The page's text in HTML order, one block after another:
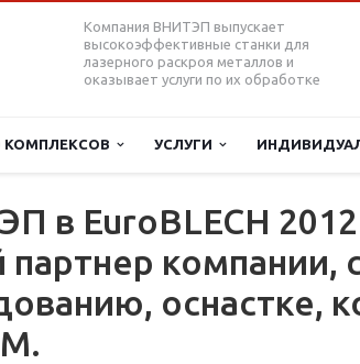
Компания ВНИТЭП выпускает
высокоэффективные станки для
лазерного раскроя металлов и
оказывает услуги по их обработке
КОМПЛЕКСОВ УСЛУГИ
в EuroBLECH
компании,
оснастке,